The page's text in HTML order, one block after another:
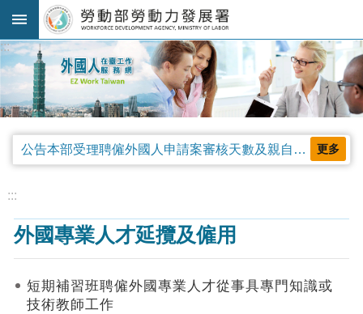
跳到主要內容區塊
進
階
搜
尋
規
公
告
及
釋
:::
公告本部受理聘僱外國人申請案審核天數及親自領件相關事項，並自中華民國115年4月13日生效。 更多
:::
外國專業人才延攬及僱用
短期補習班聘僱外國專業人才從事具專門知識或
技術教師工作